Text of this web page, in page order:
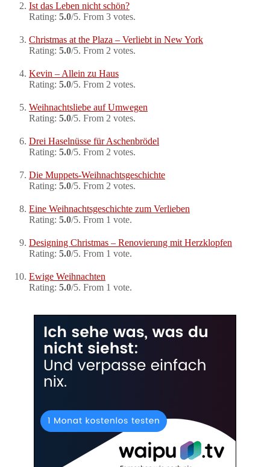
Ist das Leben nicht schön?
Rating: 5.0/5. From 3 votes.
Christmas at the Plaza – Verliebt in New York
Rating: 5.0/5. From 2 votes.
Kevin – Allein zu Haus
Rating: 5.0/5. From 2 votes.
Weihnachtsliebe auf Umwegen
Rating: 5.0/5. From 2 votes.
Drei Haselnüsse für Aschenbrödel
Rating: 5.0/5. From 2 votes.
Die Muppets-Weihnachtsgeschichte
Rating: 5.0/5. From 2 votes.
Eine Weihnachtsgeschichte zum Verlieben
Rating: 5.0/5. From 1 vote.
Designing Christmas – Renovierung mit Herzklopfen
Rating: 5.0/5. From 1 vote.
Ewige Weihnachten
Rating: 5.0/5. From 1 vote.